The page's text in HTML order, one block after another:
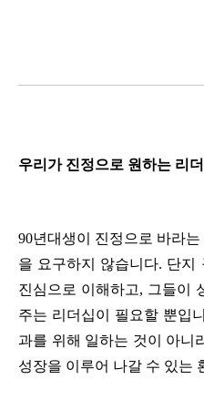
우리가 진정으로 원하는 리
90년대생이 진정으로 바라
을 요구하지 않습니다. 단지
진심으로 이해하고, 그들이
주는 리더십이 필요할 뿐입
과를 위해 일하는 것이 아니
성장을 이루어 나갈 수 있는